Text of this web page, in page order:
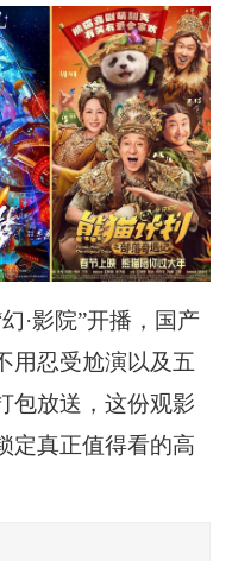
·影院”开播，国产
用忍受尬演以及五
包放送，这份观影
定真正值得看的高